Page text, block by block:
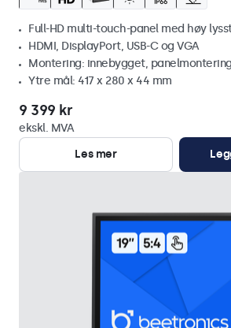
Full-HD multi-touch-panel med høy
HDMI, DisplayPort, USB-C og VGA
Montering: innebygget, panelmontering
Ytre mål: 417 x 280 x 44 mm
9 399 kr
ekskl. MVA
Les mer